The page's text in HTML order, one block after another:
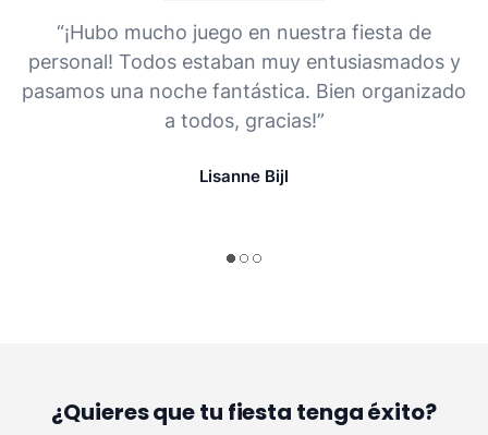
“¡Hubo mucho juego en nuestra fiesta de
personal! Todos estaban muy entusiasmados y
pasamos una noche fantástica. Bien organizado
a todos, gracias!”
Lisanne Bijl
¿Quieres que tu fiesta tenga éxito?